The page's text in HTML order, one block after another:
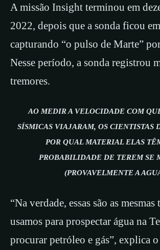
A missão Insight terminou em
2022, depois que a sonda ficou
capturando “o pulso de Marte”
Nesse período, a sonda registrou
tremores.
AO MEDIR A VELOCIDADE COM
SÍSMICAS VIAJARAM, OS CIENTISTAS
POR QUAL MATERIAL ELAS
PROBABILIDADE DE TEREM SE
(PROVAVELMENTE A
“Na verdade, essas são as
usamos para prospectar água na
procurar petróleo e gás”, explica